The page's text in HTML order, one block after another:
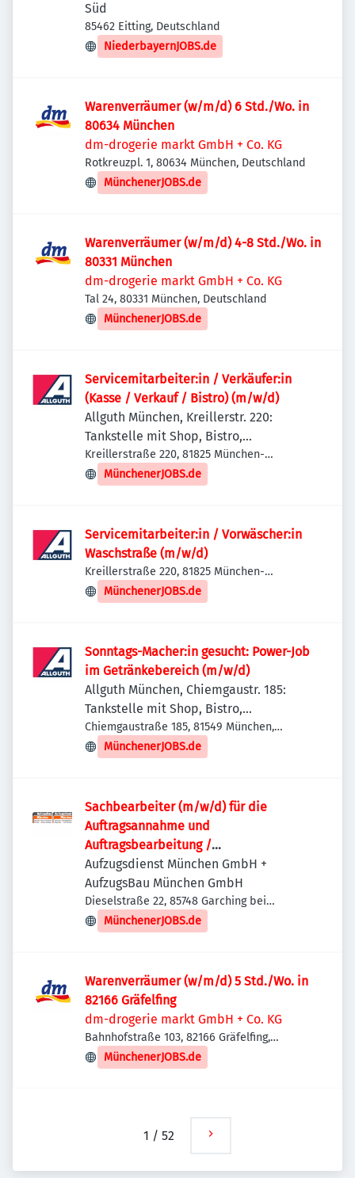
Süd
85462 Eitting, Deutschland
NiederbayernJOBS.de
Warenverräumer (w/m/d) 6 Std./Wo. in
80634 München
dm-drogerie markt GmbH + Co. KG
Rotkreuzpl. 1, 80634 München, Deutschland
MünchenerJOBS.de
Warenverräumer (w/m/d) 4-8 Std./Wo. in
80331 München
dm-drogerie markt GmbH + Co. KG
Tal 24, 80331 München, Deutschland
MünchenerJOBS.de
Servicemitarbeiter:in / Verkäufer:in
(Kasse / Verkauf / Bistro) (m/w/d)
Allguth München, Kreillerstr. 220:
Tankstelle mit Shop, Bistro,
Getränkemarkt, Waschstraße
Kreillerstraße 220, 81825 München-
Trudering-Riem, Deutschland
MünchenerJOBS.de
Servicemitarbeiter:in / Vorwäscher:in
Waschstraße (m/w/d)
Kreillerstraße 220, 81825 München-
Trudering-Riem, Deutschland
MünchenerJOBS.de
Sonntags-Macher:in gesucht: Power-Job
im Getränkebereich (m/w/d)
Allguth München, Chiemgaustr. 185:
Tankstelle mit Shop, Bistro,
Getränkemarkt
Chiemgaustraße 185, 81549 München,
Deutschland
MünchenerJOBS.de
Sachbearbeiter (m/w/d) für die
Auftragsannahme und
Auftragsbearbeitung /
Auftragsabwicklung
Aufzugsdienst München GmbH +
AufzugsBau München GmbH
Dieselstraße 22, 85748 Garching bei
München, Deutschland
MünchenerJOBS.de
Warenverräumer (w/m/d) 5 Std./Wo. in
82166 Gräfelfing
dm-drogerie markt GmbH + Co. KG
Bahnhofstraße 103, 82166 Gräfelfing,
Deutschland
MünchenerJOBS.de
1 / 52